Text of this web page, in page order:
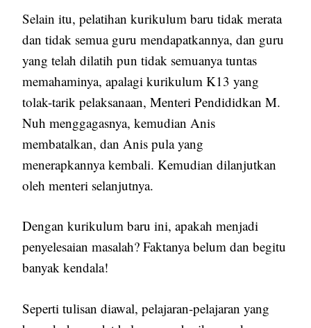
Selain itu, pelatihan kurikulum baru tidak merata
dan tidak semua guru mendapatkannya, dan guru
yang telah dilatih pun tidak semuanya tuntas
memahaminya, apalagi kurikulum K13 yang
tolak-tarik pelaksanaan, Menteri Pendididkan M.
Nuh menggagasnya, kemudian Anis
membatalkan, dan Anis pula yang
menerapkannya kembali. Kemudian dilanjutkan
oleh menteri selanjutnya.
Dengan kurikulum baru ini, apakah menjadi
penyelesaian masalah? Faktanya belum dan begitu
banyak kendala!
Seperti tulisan diawal, pelajaran-pelajaran yang